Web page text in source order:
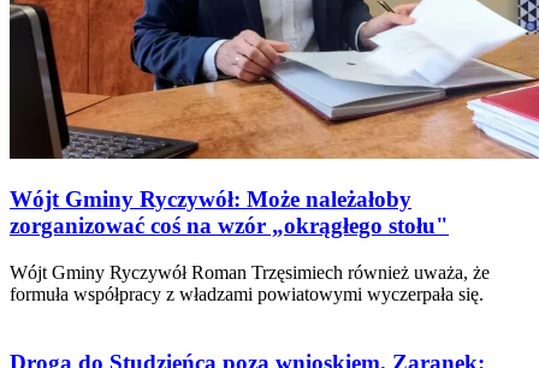
Wójt Gminy Ryczywół: Może należałoby
zorganizować coś na wzór „okrągłego stołu"
Wójt Gminy Ryczywół Roman Trzęsimiech również uważa, że
formuła współpracy z władzami powiatowymi wyczerpała się.
Droga do Studzieńca poza wnioskiem. Zaranek: